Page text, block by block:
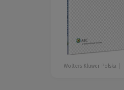
Wolters Kluwer Polska